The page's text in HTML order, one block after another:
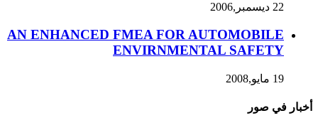
22 ديسمبر,2006
AN ENHANCED FMEA FOR AUTOMOBILE
ENVIRNMENTAL SAFETY
19 مايو,2008
أخبار في صور